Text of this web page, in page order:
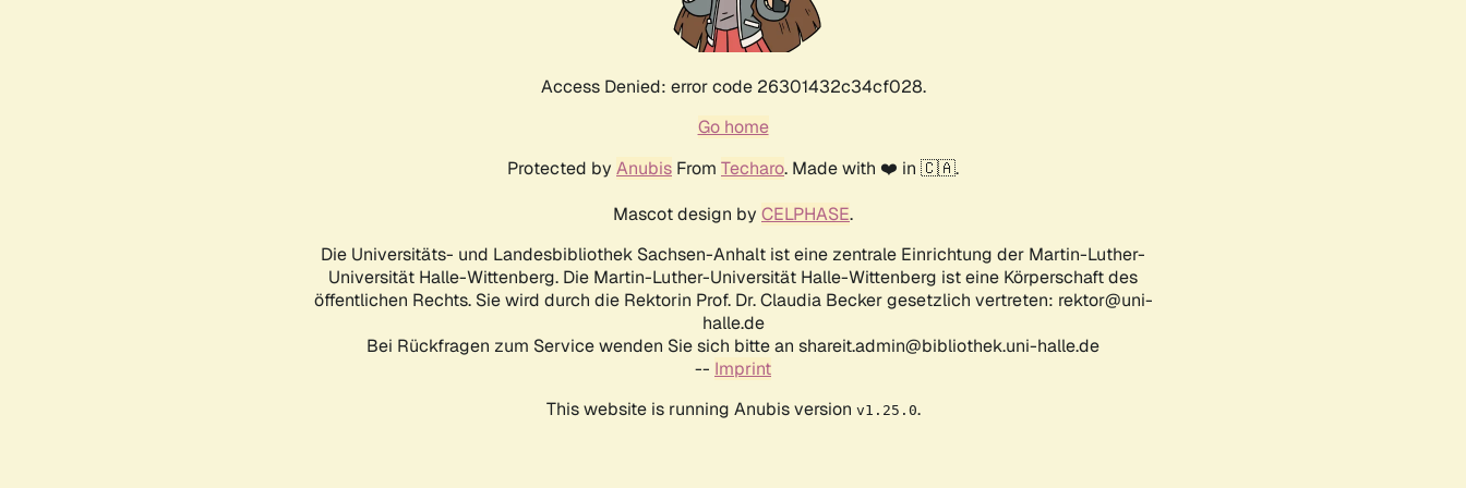
Access Denied: error code 26301432c34cf028.
Go home
Protected by Anubis From Techaro. Made with ❤️ in 🇨🇦.
Mascot design by CELPHASE.
Die Universitäts- und Landesbibliothek Sachsen-Anhalt ist eine zentrale Einrichtung der Martin-Luther-
Universität Halle-Wittenberg. Die Martin-Luther-Universität Halle-Wittenberg ist eine Körperschaft des
öffentlichen Rechts. Sie wird durch die Rektorin Prof. Dr. Claudia Becker gesetzlich vertreten: rektor@uni-
halle.de
Bei Rückfragen zum Service wenden Sie sich bitte an shareit.admin@bibliothek.uni-halle.de
-- Imprint
This website is running Anubis version v1.25.0.